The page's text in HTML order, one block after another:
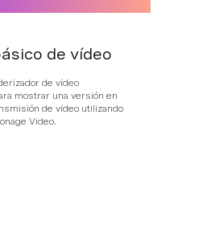
de vídeo
de vídeo
mostrar una versión en
de vídeo utilizando
Video.